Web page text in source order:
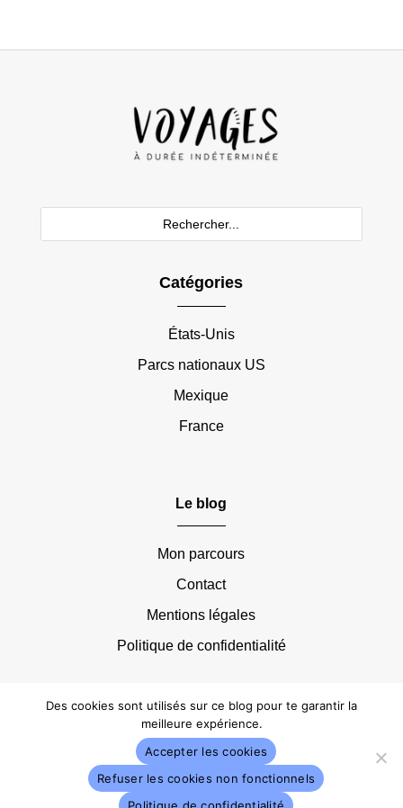
Catégories
États-Unis
Parcs nationaux US
Mexique
France
Le blog
Mon parcours
Contact
Mentions légales
Politique de confidentialité
© 2019 – 2026 • Voyages à durée indéterminée.
Tous droits réservés.
Des cookies sont utilisés sur ce blog pour te garantir la
meilleure expérience.
Accepter les cookies
Refuser les cookies non fonctionnels
Politique de confidentialité